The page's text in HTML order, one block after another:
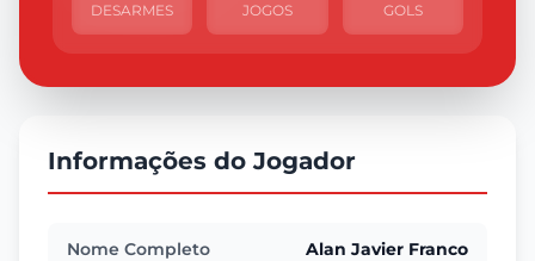
DESARMES JOGOS GOLS
Informações do Jogador
Nome Completo Alan Javier Franco